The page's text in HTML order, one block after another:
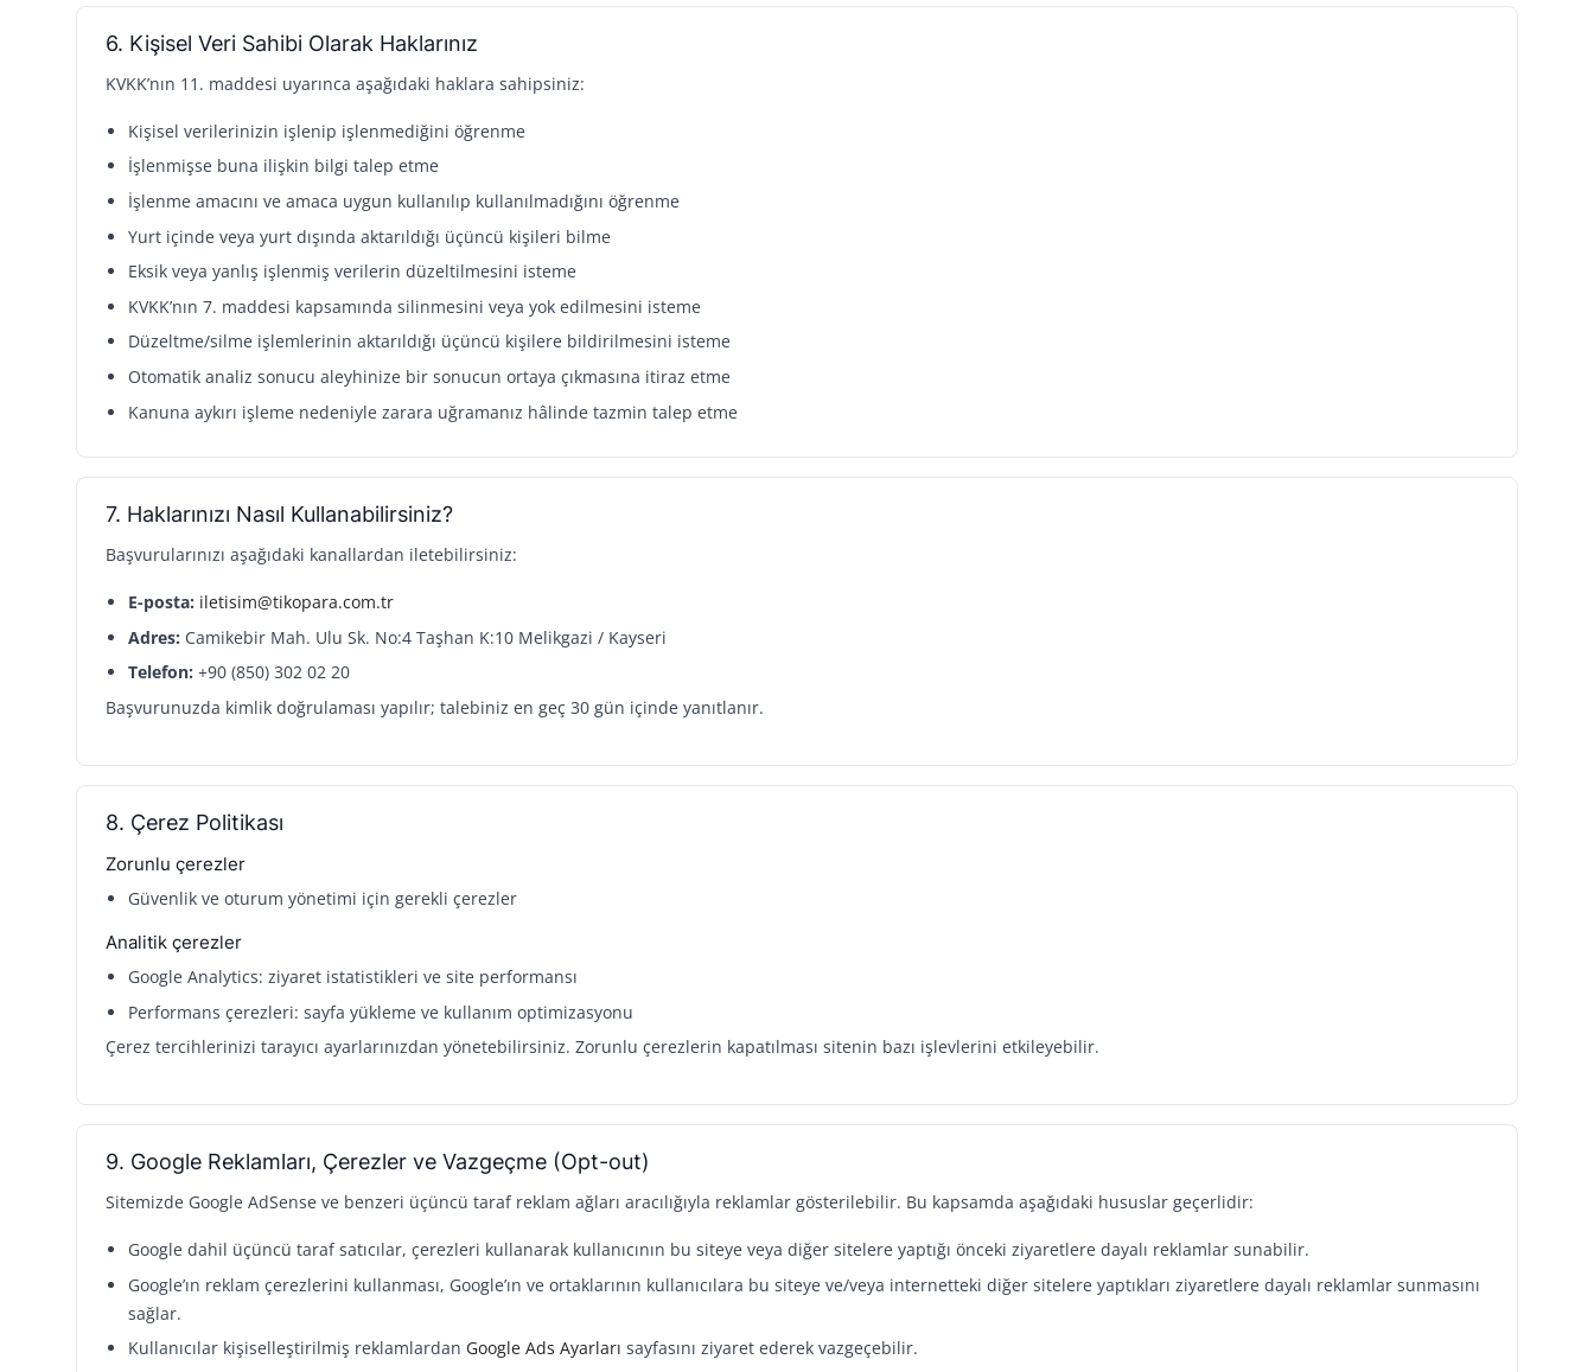
6. Kişisel Veri Sahibi Olarak Haklarınız
KVKK’nın 11. maddesi uyarınca aşağıdaki haklara sahipsiniz:
Kişisel verilerinizin işlenip işlenmediğini öğrenme
İşlenmişse buna ilişkin bilgi talep etme
İşlenme amacını ve amaca uygun kullanılıp kullanılmadığını öğrenme
Yurt içinde veya yurt dışında aktarıldığı üçüncü kişileri bilme
Eksik veya yanlış işlenmiş verilerin düzeltilmesini isteme
KVKK’nın 7. maddesi kapsamında silinmesini veya yok edilmesini isteme
Düzeltme/silme işlemlerinin aktarıldığı üçüncü kişilere bildirilmesini isteme
Otomatik analiz sonucu aleyhinize bir sonucun ortaya çıkmasına itiraz etme
Kanuna aykırı işleme nedeniyle zarara uğramanız hâlinde tazmin talep etme
7. Haklarınızı Nasıl Kullanabilirsiniz?
Başvurularınızı aşağıdaki kanallardan iletebilirsiniz:
E-posta: iletisim@tikopara.com.tr
Adres: Camikebir Mah. Ulu Sk. No:4 Taşhan K:10 Melikgazi / Kayseri
Telefon: +90 (850) 302 02 20
Başvurunuzda kimlik doğrulaması yapılır; talebiniz en geç 30 gün içinde yanıtlanır.
8. Çerez Politikası
Zorunlu çerezler
Güvenlik ve oturum yönetimi için gerekli çerezler
Analitik çerezler
Google Analytics: ziyaret istatistikleri ve site performansı
Performans çerezleri: sayfa yükleme ve kullanım optimizasyonu
Çerez tercihlerinizi tarayıcı ayarlarınızdan yönetebilirsiniz. Zorunlu çerezlerin kapatılması sitenin bazı işlevlerini etkileyebilir.
9. Google Reklamları, Çerezler ve Vazgeçme (Opt-out)
Sitemizde Google AdSense ve benzeri üçüncü taraf reklam ağları aracılığıyla reklamlar gösterilebilir. Bu kapsamda aşağıdaki hususlar geçerlidir:
Google dahil üçüncü taraf satıcılar, çerezleri kullanarak kullanıcının bu siteye veya diğer sitelere yaptığı önceki ziyaretlere dayalı reklamlar sunabilir.
Google’ın reklam çerezlerini kullanması, Google’ın ve ortaklarının kullanıcılara bu siteye ve/veya internetteki diğer sitelere yaptıkları ziyaretlere dayalı reklamlar sunmasını
sağlar.
Kullanıcılar kişiselleştirilmiş reklamlardan Google Ads Ayarları sayfasını ziyaret ederek vazgeçebilir.